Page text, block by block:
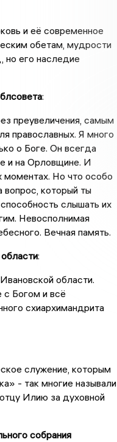
и её современное
обетам, мудрости
его наследие
:
преувеличения, самым
православных. Я много
о Боге. Он всегда
и на Орловщине. И
моментах. Но что особо
вопрос, который ты
слышать их
Невосполнимая
Вечная память.
:
области.
с Богом и всё
схиархимандрита
служение, которым
- так многие называли
Илию за духовной
собрания